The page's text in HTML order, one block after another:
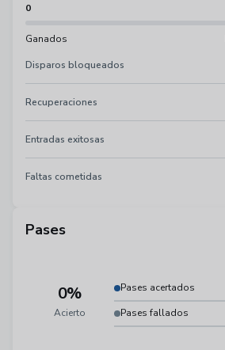
0
Ganados
Disparos bloqueados
Recuperaciones
Entradas exitosas
Faltas cometidas
Pases
0%
Acierto
Pases acertados
Pases fallados